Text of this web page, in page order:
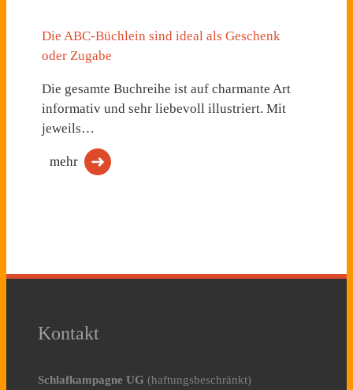
Die ABC-Büchlein sind ideal als Geschenk
oder Zugabe
Die gesamte Buchreihe ist auf charmante Art
informativ und sehr liebevoll illustriert. Mit
jeweils…
mehr
Kontakt
Schlafkampagne UG (haftungsbeschränkt)